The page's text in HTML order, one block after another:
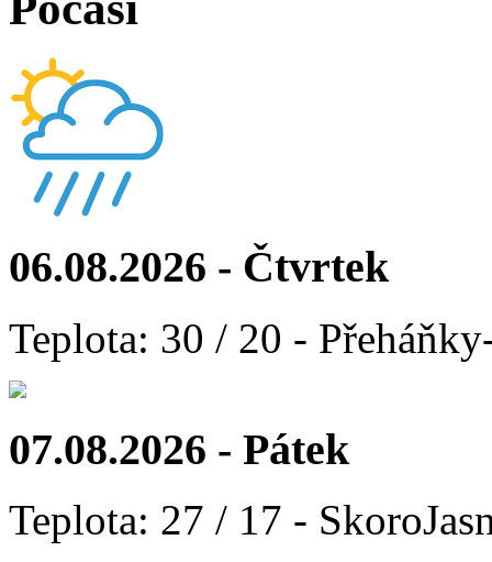
06.08.2026 - Čtvrtek
Teplota: 30 / 20 -
07.08.2026 - Pátek
Teplota: 27 / 17 -